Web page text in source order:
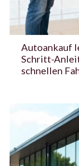
Autoankauf
Schritt-
schnellen